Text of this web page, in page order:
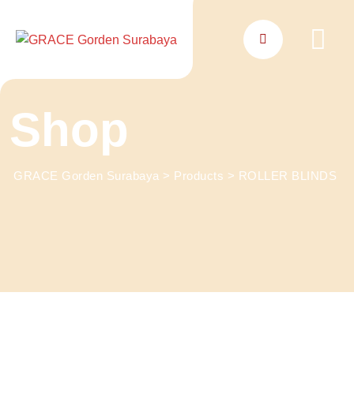
content
Shop
GRACE Gorden Surabaya > Products > ROLLER BLINDS